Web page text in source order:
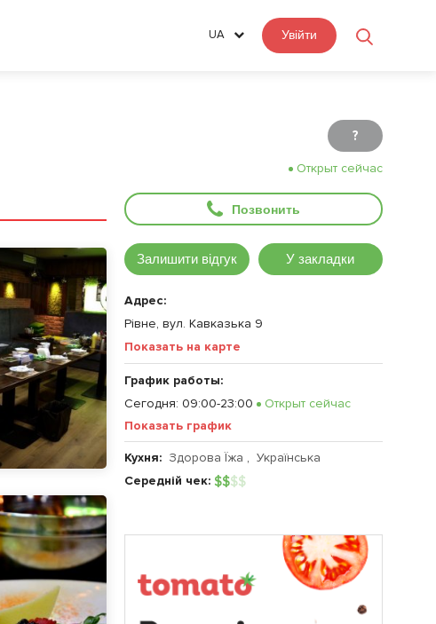
UA Увійти
?
Открыт сейчас
Позвонить
Залишити відгук У закладки
Адрес:
Рівне, вул. Кавказька 9
Показать на карте
График работы:
Сегодня: 09:00-23:00
Открыт сейчас
Показать график
Кухня: Здорова Їжа , Українська
Середній чек: $$$$